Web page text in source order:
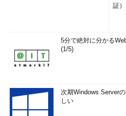
証
5分で絶対に分かる
(1/5)
次期Windows Server
しい